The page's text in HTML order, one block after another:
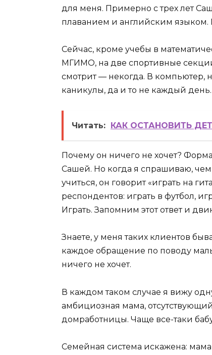
для меня. Примерно с трех лет
плаванием и английским
Сейчас, кроме учебы в
МГИМО, на две спортивные
смотрит — некогда. В компьютер,
каникулы, да и то не каждый день.
Читать: КАК ОСТАНОВИТЬ
Почему он ничего не хочет?
Сашей. Но когда я спрашиваю, чем
учиться, он говорит «играть на
респондентов: играть в футбол,
Играть. Запомним этот ответ и
Знаете, у меня таких клиентов
каждое обращение по поводу
ничего не хочет.
В каждом таком случае я вижу
амбициозная мама,
домработницы. Чаще все-таки
Семейная система искажена: